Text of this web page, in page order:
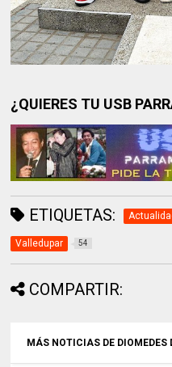
¿QUIERES TU USB
ETIQUETAS:
Valledupar 54
COMPARTIR:
MÁS NOTICIAS DE DIOMEDES